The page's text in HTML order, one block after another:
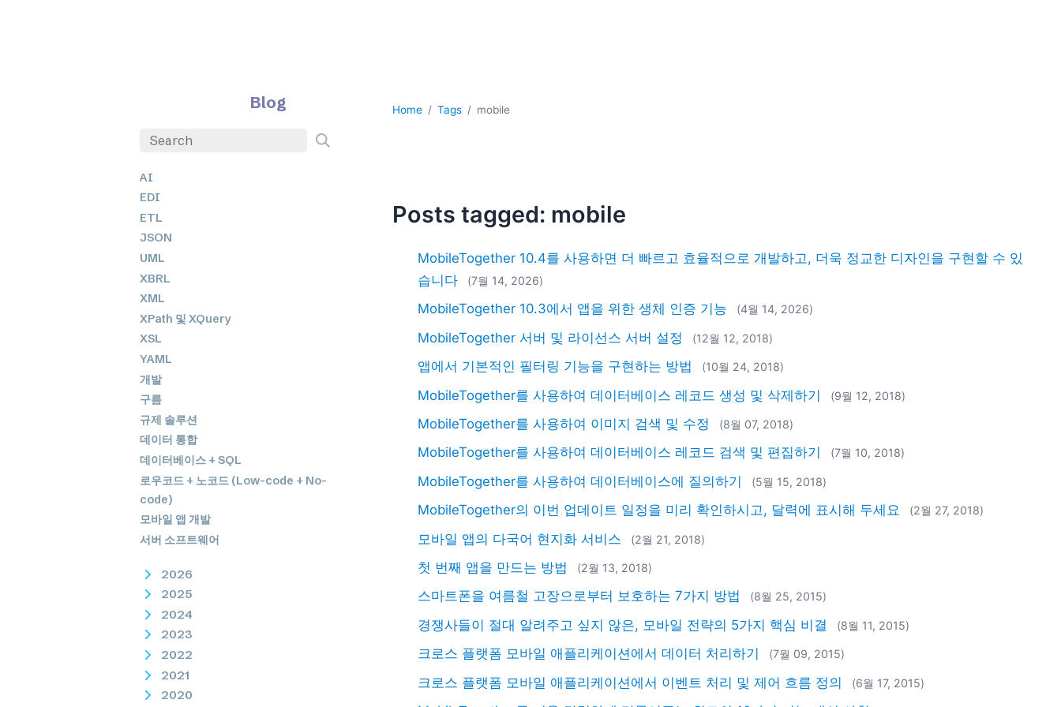
Blog
AI
EDI
ETL
JSON
UML
XBRL
XML
XPath 및 XQuery
XSL
YAML
개발
구름
규제 솔루션
데이터 통합
데이터베이스 + SQL
로우코드 + 노코드 (Low-code + No-
code)
모바일 앱 개발
서버 소프트웨어
2026
2025
2024
2023
2022
2021
2020
Home Tags mobile
Posts tagged: mobile
MobileTogether 10.4를 사용하면 더 빠르고 효율적으로 개발하고, 더욱 정교한 디자인을 구현할 수 있
습니다
(7월 14, 2026)
MobileTogether 10.3에서 앱을 위한 생체 인증 기능 (4월 14, 2026)
MobileTogether 서버 및 라이선스 서버 설정 (12월 12, 2018)
앱에서 기본적인 필터링 기능을 구현하는 방법 (10월 24, 2018)
MobileTogether를 사용하여 데이터베이스 레코드 생성 및 삭제하기 (9월 12, 2018)
MobileTogether를 사용하여 이미지 검색 및 수정 (8월 07, 2018)
MobileTogether를 사용하여 데이터베이스 레코드 검색 및 편집하기 (7월 10, 2018)
MobileTogether를 사용하여 데이터베이스에 질의하기 (5월 15, 2018)
MobileTogether의 이번 업데이트 일정을 미리 확인하시고, 달력에 표시해 두세요 (2월 27, 2018)
모바일 앱의 다국어 현지화 서비스 (2월 21, 2018)
첫 번째 앱을 만드는 방법 (2월 13, 2018)
스마트폰을 여름철 고장으로부터 보호하는 7가지 방법 (8월 25, 2015)
경쟁사들이 절대 알려주고 싶지 않은, 모바일 전략의 5가지 핵심 비결 (8월 11, 2015)
크로스 플랫폼 모바일 애플리케이션에서 데이터 처리하기 (7월 09, 2015)
크로스 플랫폼 모바일 애플리케이션에서 이벤트 처리 및 제어 흐름 정의 (6월 17, 2015)